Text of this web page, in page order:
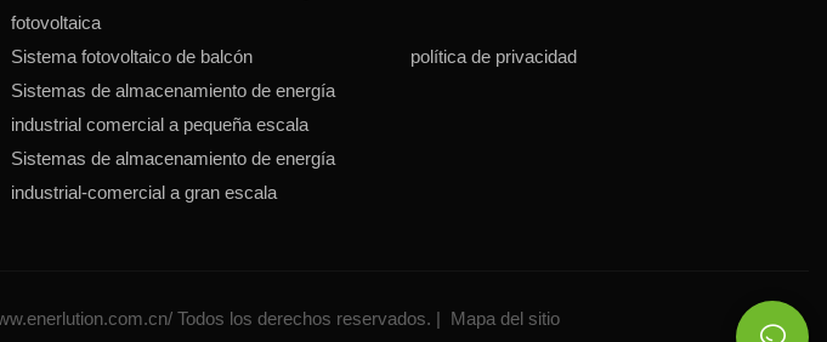
fotovoltaica
Sistema fotovoltaico de balcón
Sistemas de almacenamiento de energía
industrial comercial a pequeña escala
Sistemas de almacenamiento de energía
industrial-comercial a gran escala
política de privacidad
Todos los derechos reservados. | Mapa del sitio